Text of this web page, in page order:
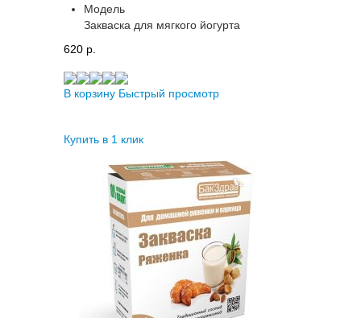
Модель
Закваска для мягкого йогурта
620 p.
В корзину Быстрый просмотр
Купить в 1 клик